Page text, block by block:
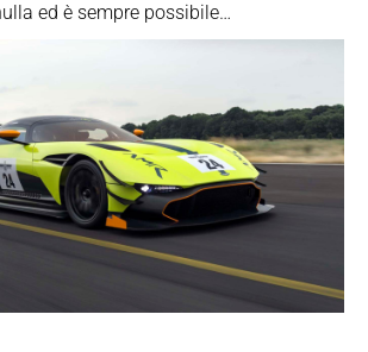
ed è sempre possibile…